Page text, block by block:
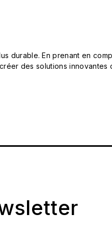
durable. En prenant en
des solutions